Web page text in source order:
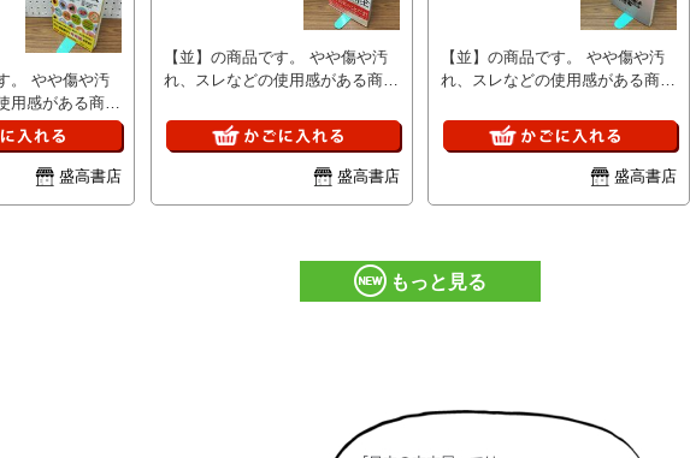
り、翌日が土・
、祝日の場合は
があります。
品について■I■
項に記載してい
品や返金には一
落札後
基本的にお振
出来ない場合があり、翌日が土・
日の場合は月曜日、祝日の場合は
次の日になる場合があります。
■I■キャンセル・返品について■I■
る内容に関する返品や返金には一
切お応え出来ません。 ■I■落札後
の取引について■I■ 基本的にお振
札後48時間以内にご連絡がない場
合、5日以内にご入金いただけな
出来ない場合があり、翌日が土・
日の場合は月曜日、祝日の場合は
次の日になる場合があります。
■I■キャンセル・返品について■I■
る内容に関する返品や返金には一
切お応え出来ません。 ■I■落札後
の取引について■I■ 基本的にお振
札後48時間以内にご連絡がない場
合、5日以内にご入金いただけな
。 やや傷や汚
用感がある商品
ェックしてお
落としの可能性
頂き、ご検討下
盛高書店
【並】の商品です。 やや傷や汚
れ、スレなどの使用感がある商品
りませんので、見落としの可能性
が有る事をご理解頂き、ご検討下
さい。 商品の詳細について知り
は現状になります。 基本的にお
振込を確認した翌日発送となりま
すが、土・日・祝日は発送作業出
次の日になる場合があります。
■I■キャンセル・返品について■I■
盛高書店
【並】の商品です。 やや傷や汚
れ、スレなどの使用感がある商品
りませんので、見落としの可能性
が有る事をご理解頂き、ご検討下
さい。 商品の詳細について知り
は現状になります。 基本的にお
振込を確認した翌日発送となりま
すが、土・日・祝日は発送作業出
次の日になる場合があります。
■I■キャンセル・返品について■I■
盛高書店
もっと見る